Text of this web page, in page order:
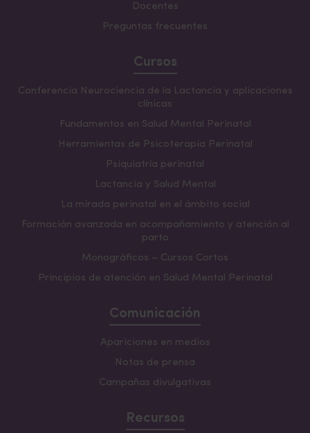
Docentes
Preguntas frecuentes
Cursos
Conferencia Neurociencia de la Lactancia y aplicaciones
clínicas
Fundamentos en Salud Mental Perinatal
Herramientas de Psicoterapia Perinatal
Psiquiatría perinatal
Lactancia y Salud Mental
La mirada perinatal en el ámbito social
Formación avanzada en acompañamiento y atención al
parto
Monográficos – Cursos Cortos
Principios de atención en Salud Mental Perinatal
Comunicación
Apariciones en medios
Notas de prensa
Campañas divulgativas
Recursos